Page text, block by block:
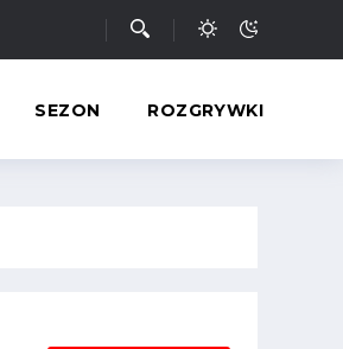
SEZON ROZGRYWKI